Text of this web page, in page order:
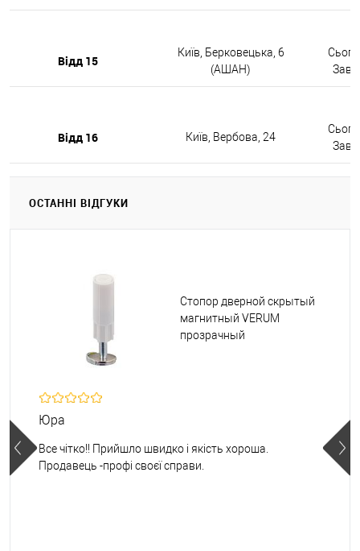
Відд 15
Київ, Берковецька, 6
(АШАН)
Відд 16 Київ, Вербова, 24
ОСТАННІ ВІДГУКИ
Стопор дверной скрытый
магнитный VERUM
прозрачный
Юра
Все чітко!! Прийшло швидко і якість хороша.
Продавець -профі своєї справи.